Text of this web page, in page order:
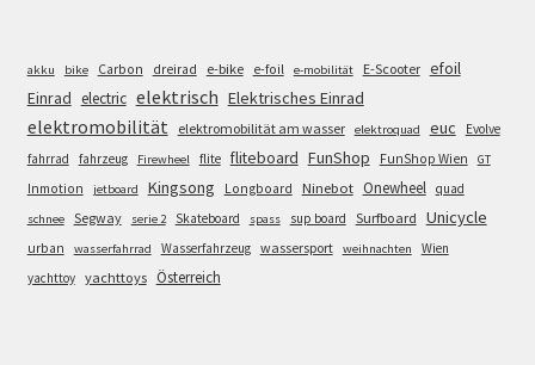
akku bike Carbon dreirad e-bike e-foil e-mobilität E-Scooter efoil
Einrad electric elektrisch Elektrisches Einrad
elektromobilität elektromobilität am wasser elektroquad euc
Evolve
fahrrad
fahrzeug Firewheel flite fliteboard FunShop FunShop Wien GT
Inmotion jetboard Kingsong Longboard Ninebot Onewheel quad
schnee Segway serie 2 Skateboard spass sup board Surfboard Unicycle
urban wasserfahrrad Wasserfahrzeug wassersport weihnachten
Wien
yachttoy yachttoys Österreich